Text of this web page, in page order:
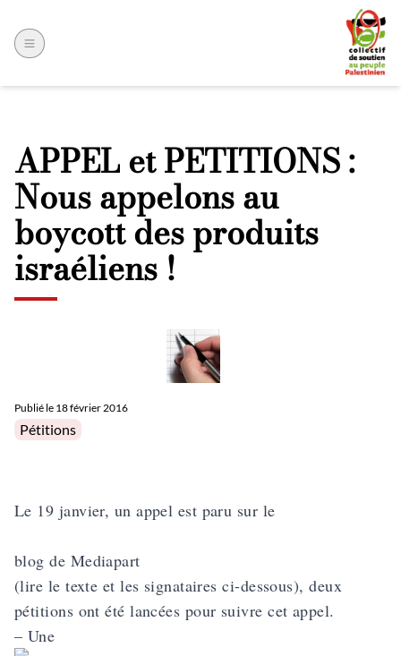
APPEL et PETITIONS :
Nous appelons au
boycott des produits
israéliens !
Publié le 18 février 2016
Posted in
Pétitions
Le 19 janvier, un appel est paru sur le
blog de Mediapart
(lire le texte et les signataires ci-dessous), deux
pétitions ont été lancées pour suivre cet appel.
– Une